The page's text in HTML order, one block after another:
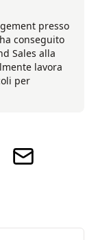
presso
conseguito
Sales alla
lavora
per